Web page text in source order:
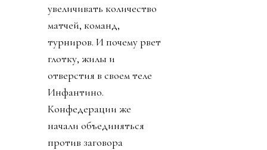
увеличивать количество
матчей, команд,
турниров. И почему рвет
глотку, жилы и
отверстия в своем теле
Инфантино.
Конфедерации же
начали объединяться
против заговора